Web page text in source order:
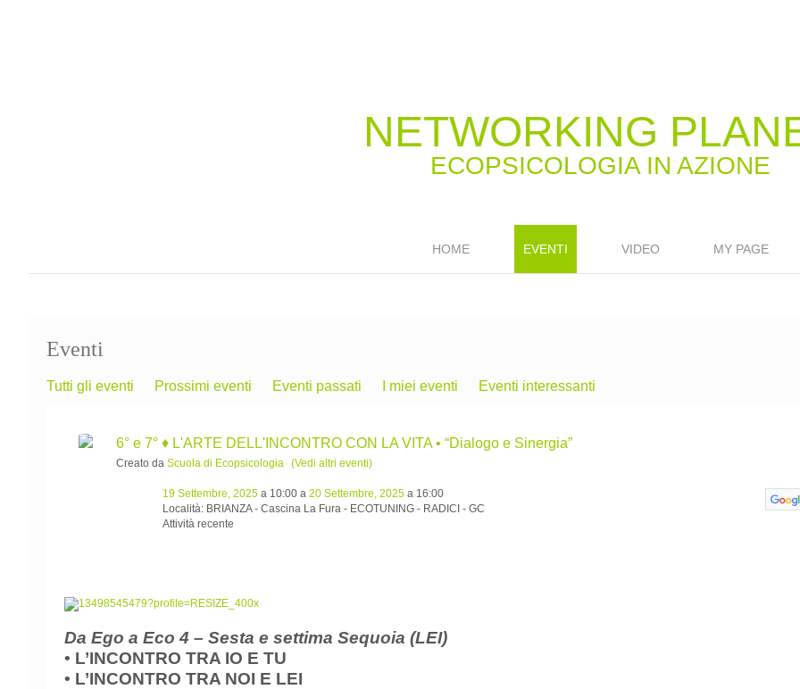
NETWORKING
HOME EVENTI VIDEO MY PAGE
Eventi
Tutti gli eventi Prossimi eventi Eventi passati I miei eventi Eventi interessanti
6° e 7° ♦ L'ARTE DELL'INCONTRO CON LA VITA • “Dialogo e Sinergia”
Creato da Scuola di Ecopsicologia (Vedi altri eventi)
19 Settembre, 2025 a 10:00 a 20 Settembre, 2025 a 16:00
Località: BRIANZA - Cascina La Fura - ECOTUNING - RADICI - GC
Attività recente
Da Ego a Eco 4 – Sesta e settima Sequoia (LEI)
• L’INCONTRO TRA IO E TU
• L’INCONTRO TRA NOI E LEI